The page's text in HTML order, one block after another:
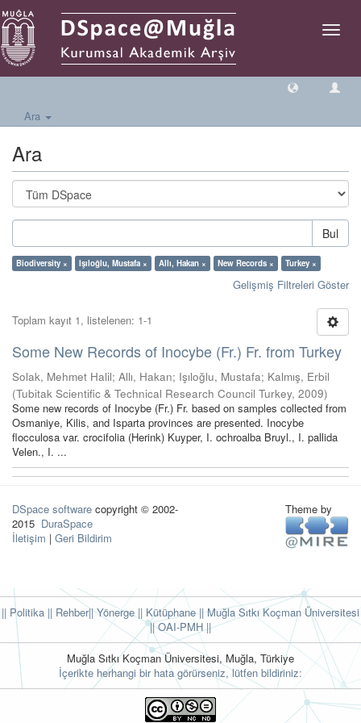
Geçiş
Ara
Ara
Bul
Biodiversity × Işıloğlu, Mustafa × Allı, Hakan × New Records × Turkey ×
Gelişmiş Filtreleri Göster
Toplam kayıt 1, listelenen: 1-1
Some New Records of Inocybe (Fr.) Fr. from Turkey
Solak, Mehmet Halil; Allı, Hakan; Işıloğlu, Mustafa; Kalmış, Erbil
(Tubitak Scientific & Technical Research Council Turkey, 2009)
Some new records of Inocybe (Fr.) Fr. based on samples collected from
Osmaniye, Kilis, and Isparta provinces are presented. Inocybe
flocculosa var. crocifolia (Herink) Kuyper, I. ochroalba Bruyl., I. pallida
Velen., I. ...
DSpace software copyright © 2002-
2015 DuraSpace
İletişim | Geri Bildirim
Theme by
|| Politika || Rehber|| Yönerge|| Kütüphane|| Muğla Sıtkı Koçman Üniversitesi
||OAI-PMH ||
Muğla Sıtkı Koçman Üniversitesi, Muğla, Türkiye
İçerikte herhangi bir hata görürseniz, lütfen bildiriniz: